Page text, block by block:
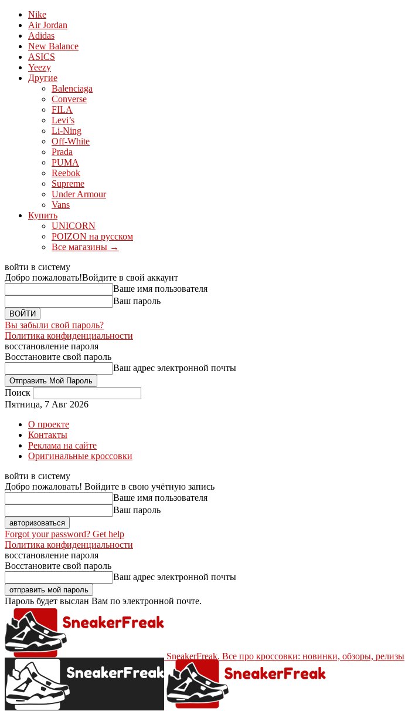
Nike
Air Jordan
Adidas
New Balance
ASICS
Yeezy
Другие
Balenciaga
Converse
FILA
Levi’s
Li-Ning
Off-White
Prada
PUMA
Reebok
Supreme
Under Armour
Vans
Купить
UNICORN
POIZON на русском
Все магазины →
войти в систему
Добро пожаловать!Войдите в свой аккаунт
Ваше имя пользователя
Ваш пароль
Вы забыли свой пароль?
Политика конфиденциальности
восстановление пароля
Восстановите свой пароль
Ваш адрес электронной почты
Поиск
Пятница, 7 Авг 2026
О проекте
Контакты
Реклама на сайте
Оригинальные кроссовки
войти в систему
Добро пожаловать! Войдите в свою учётную запись
Ваше имя пользователя
Ваш пароль
Forgot your password? Get help
Политика конфиденциальности
восстановление пароля
Восстановите свой пароль
Ваш адрес электронной почты
Пароль будет выслан Вам по электронной почте.
SneakerFreak. Все про кроссовки: новинки, обзоры, релизы